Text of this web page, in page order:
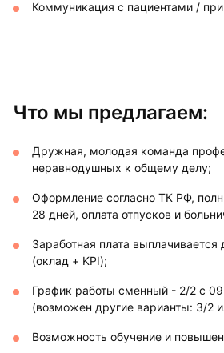
Коммуникация с пациентами /
Что мы предлагаем:
Дружная, молодая команда
неравнодушных к общему делу;
Оформление согласно ТК РФ,
28 дней, оплата отпусков и
Заработная плата
(оклад + KPI);
График работы сменный - 2/2 с
(возможен другие варианты: 3/2
Возможность обучение и